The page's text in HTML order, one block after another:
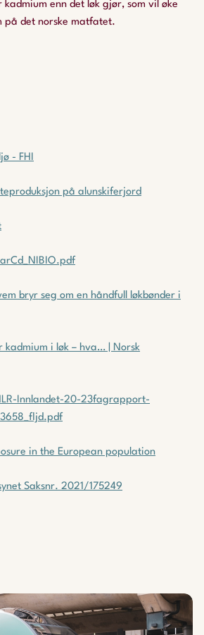
enn det løk gjør, som vil øke
på det norske matfatet.
- FHI
på alunskiferjord
bryr seg om en håndfull løkbønder i
kadmium i løk – hva… | Norsk
Innlandet-20-23fagrapport-
in the European population
Saksnr. 2021/175249